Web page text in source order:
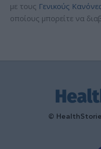
με τους Γενικούς
οποίους μπορείτε να
©